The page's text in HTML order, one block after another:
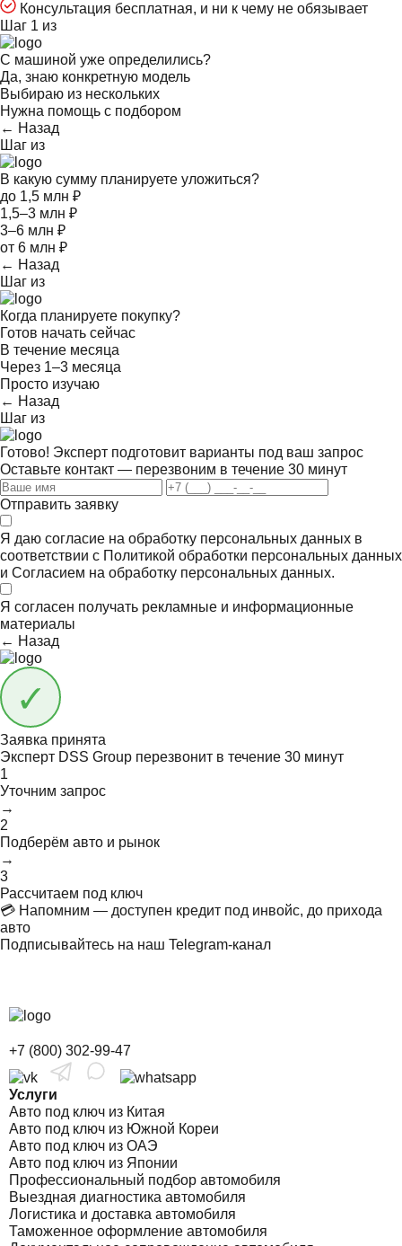
Консультация бесплатная, и ни к чему не обязывает
Шаг 1 из
С машиной уже определились?
Да, знаю конкретную модель
Выбираю из нескольких
Нужна помощь с подбором
← Назад
Шаг из
В какую сумму планируете уложиться?
до 1,5 млн ₽
1,5–3 млн ₽
3–6 млн ₽
от 6 млн ₽
← Назад
Шаг из
Когда планируете покупку?
Готов начать сейчас
В течение месяца
Через 1–3 месяца
Просто изучаю
← Назад
Шаг из
Готово! Эксперт подготовит варианты под ваш запрос
Оставьте контакт — перезвоним в течение 30 минут
Отправить заявку
Я даю согласие на обработку персональных данных в
соответствии с Политикой обработки персональных данных
и Согласием на обработку персональных данных.
Я согласен получать рекламные и информационные
материалы
← Назад
Заявка принята
Эксперт DSS Group перезвонит в течение 30 минут
1
Уточним запрос
→
2
Подберём авто и рынок
→
3
Рассчитаем под ключ
💳 Напомним — доступен кредит под инвойс, до прихода
авто
Подписывайтесь на наш Telegram-канал
+7 (800) 302-99-47
Услуги
Авто под ключ из Китая
Авто под ключ из Южной Кореи
Авто под ключ из ОАЭ
Авто под ключ из Японии
Профессиональный подбор автомобиля
Выездная диагностика автомобиля
Логистика и доставка автомобиля
Таможенное оформление автомобиля